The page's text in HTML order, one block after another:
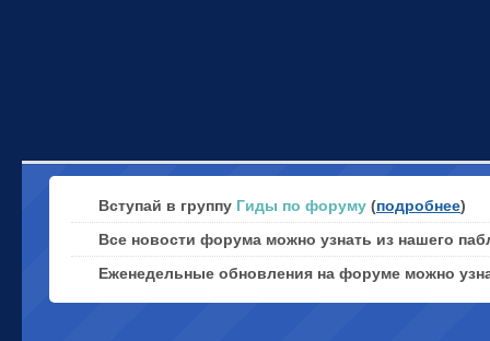
Вступай в группу Гиды по форуму (подробнее)
Все новости форума можно узнать из нашего
Еженедельные обновления на форуме можно